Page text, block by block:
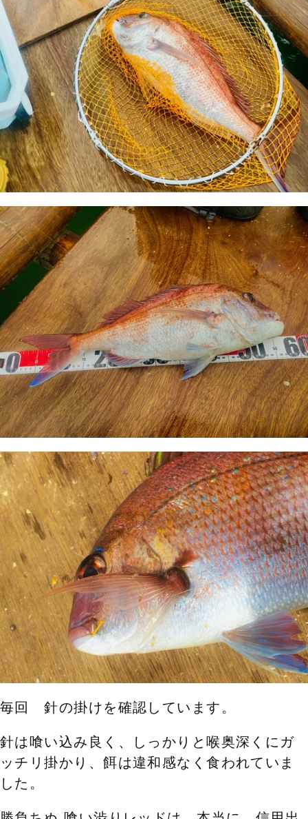
毎回 針の掛けを確認しています。
針は喰い込み良く、しっかりと喉奥深くにガ
ッチリ掛かり、餌は違和感なく食われていま
した。